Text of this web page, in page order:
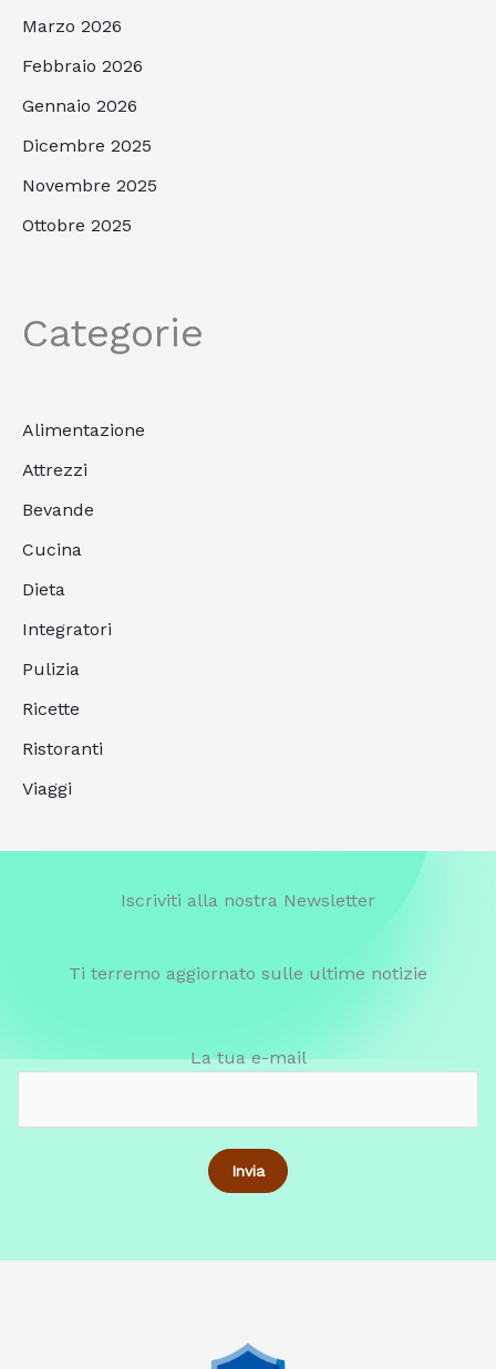
Marzo 2026
Febbraio 2026
Gennaio 2026
Dicembre 2025
Novembre 2025
Ottobre 2025
Categorie
Alimentazione
Attrezzi
Bevande
Cucina
Dieta
Integratori
Pulizia
Ricette
Ristoranti
Viaggi
Iscriviti alla nostra Newsletter
Ti terremo aggiornato sulle ultime notizie
La tua e-mail